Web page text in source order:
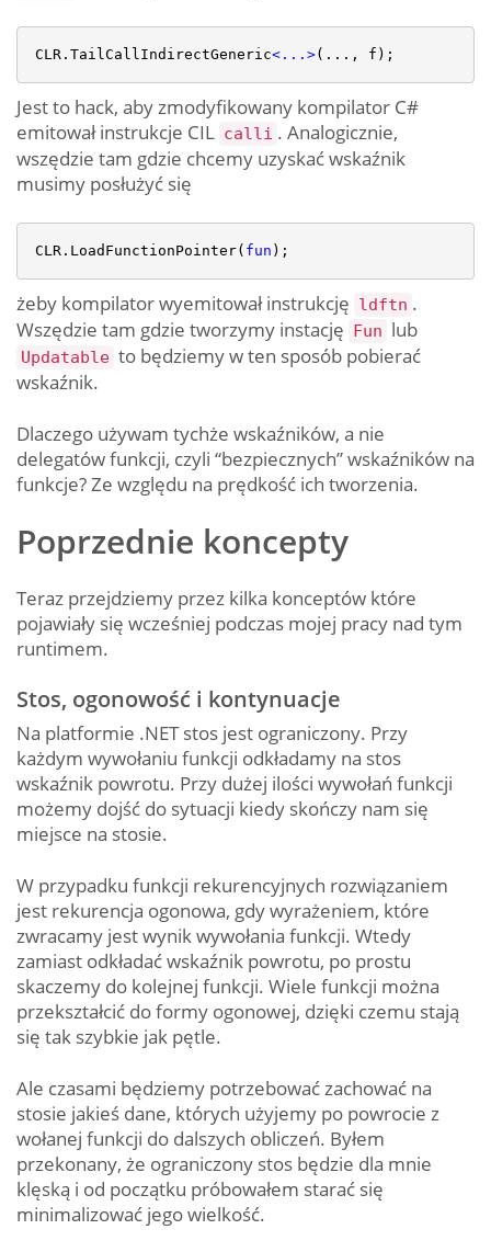
CLR.TailCallIndirectGeneric< ... >
Jest to hack, aby zmodyfikowany kompilator C#
emitował instrukcje CIL calli . Analogicznie,
wszędzie tam gdzie chcemy uzyskać wskaźnik
musimy posłużyć się
CLR.LoadFunctionPointer( fun );
żeby kompilator wyemitował instrukcję ldftn .
Wszędzie tam gdzie tworzymy instację Fun lub
Updatable to będziemy w ten sposób pobierać
wskaźnik.
Dlaczego używam tychże wskaźników, a nie
delegatów funkcji, czyli “bezpiecznych” wskaźników na
funkcje? Ze względu na prędkość ich tworzenia.
Poprzednie koncepty
Teraz przejdziemy przez kilka konceptów które
pojawiały się wcześniej podczas mojej pracy nad tym
runtimem.
Stos, ogonowość i kontynuacje
Na platformie .NET stos jest ograniczony. Przy
każdym wywołaniu funkcji odkładamy na stos
wskaźnik powrotu. Przy dużej ilości wywołań funkcji
możemy dojść do sytuacji kiedy skończy nam się
miejsce na stosie.
W przypadku funkcji rekurencyjnych rozwiązaniem
jest rekurencja ogonowa, gdy wyrażeniem, które
zwracamy jest wynik wywołania funkcji. Wtedy
zamiast odkładać wskaźnik powrotu, po prostu
skaczemy do kolejnej funkcji. Wiele funkcji można
przekształcić do formy ogonowej, dzięki czemu stają
się tak szybkie jak pętle.
Ale czasami będziemy potrzebować zachować na
stosie jakieś dane, których użyjemy po powrocie z
wołanej funkcji do dalszych obliczeń. Byłem
przekonany, że ograniczony stos będzie dla mnie
klęską i od początku próbowałem starać się
minimalizować jego wielkość.